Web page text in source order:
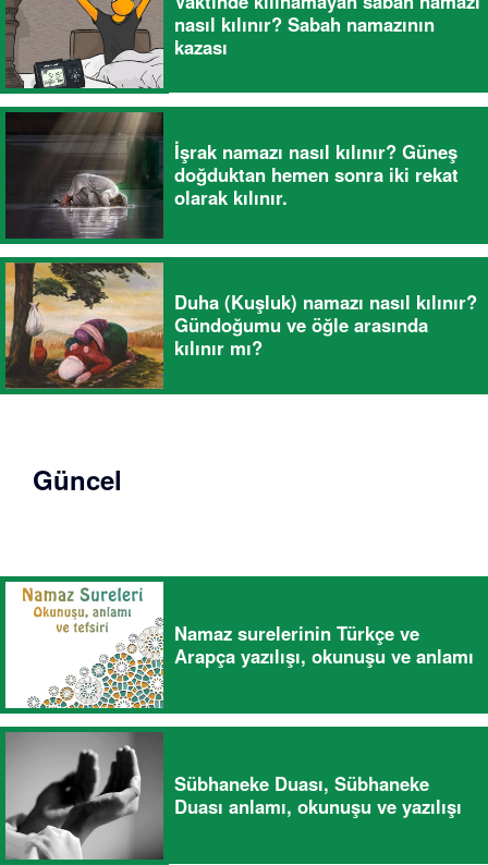
nasıl kılınır? Sabah namazının
kazası
İşrak namazı nasıl kılınır? Güneş
doğduktan hemen sonra iki rekat
olarak kılınır.
Duha (Kuşluk) namazı nasıl kılınır?
Gündoğumu ve öğle arasında
kılınır mı?
Güncel
Namaz surelerinin Türkçe ve
Arapça yazılışı, okunuşu ve anlamı
Sübhaneke Duası, Sübhaneke
Duası anlamı, okunuşu ve yazılışı